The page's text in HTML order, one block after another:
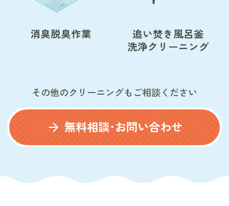
消臭脱臭作業
追い焚き風呂釜
洗浄クリーニング
その他のクリーニングもご相談ください
arrow_forward 無料相談･お問い合わせ